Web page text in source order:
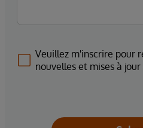
Veuillez m'inscrire pour
nouvelles et mises à